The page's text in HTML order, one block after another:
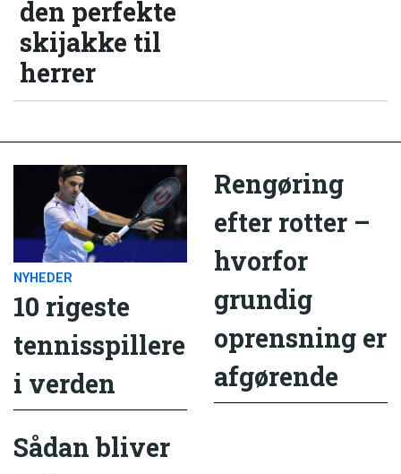
den perfekte
skijakke til
herrer
NYHEDER
10 rigeste
tennisspillere
i verden
Rengøring
efter rotter –
hvorfor
grundig
oprensning er
afgørende
Sådan bliver